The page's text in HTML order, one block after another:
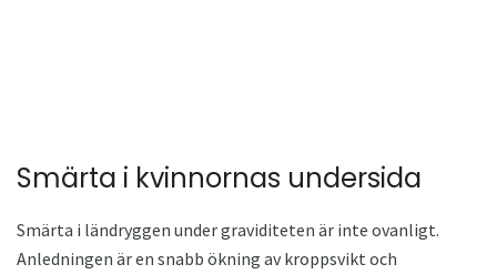
Smärta i kvinnornas undersida
Smärta i ländryggen under graviditeten är inte ovanligt.
Anledningen är en snabb ökning av kroppsvikt och